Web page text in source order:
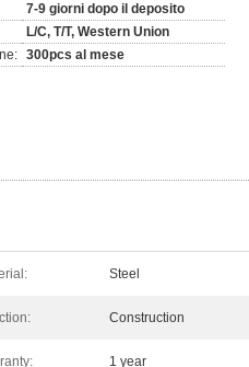
7-9 giorni dopo il deposito
L/C, T/T, Western Union
300pcs al mese
Steel
Construction
1 year